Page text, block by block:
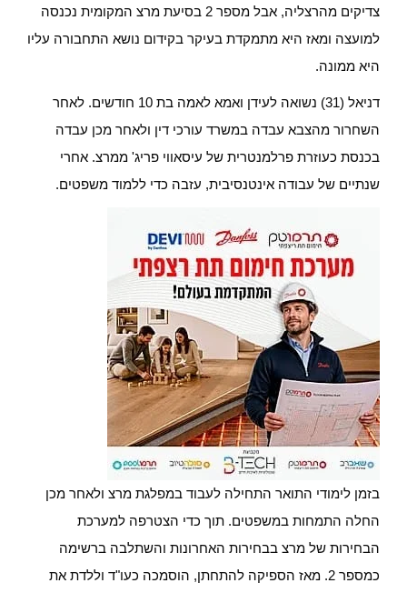
צדיקים מהרצליה, אבל מספר 2 בסיעת מרצ המקומית נכנסה
למועצה ומאז היא מתמקדת בעיקר בקידום נושא התחבורה עליו
היא ממונה.
דניאל (31) נשואה לעידן ואמא לאמה בת 10 חודשים. לאחר
השחרור מהצבא עבדה במשרד עורכי דין ולאחר מכן עבדה
בכנסת כעוזרת פרלמנטרית של עיסאווי פריג' ממרצ. אחרי
שנתיים של עבודה אינטנסיבית, עזבה כדי ללמוד משפטים.
בזמן לימודי התואר התחילה לעבוד במפלגת מרצ ולאחר מכן
החלה התמחות במשפטים. תוך כדי הצטרפה למערכת
הבחירות של מרצ בבחירות האחרונות והשתלבה ברשימה
כמספר 2. מאז הספיקה להתחתן, הוסמכה כעו"ד וללדת את